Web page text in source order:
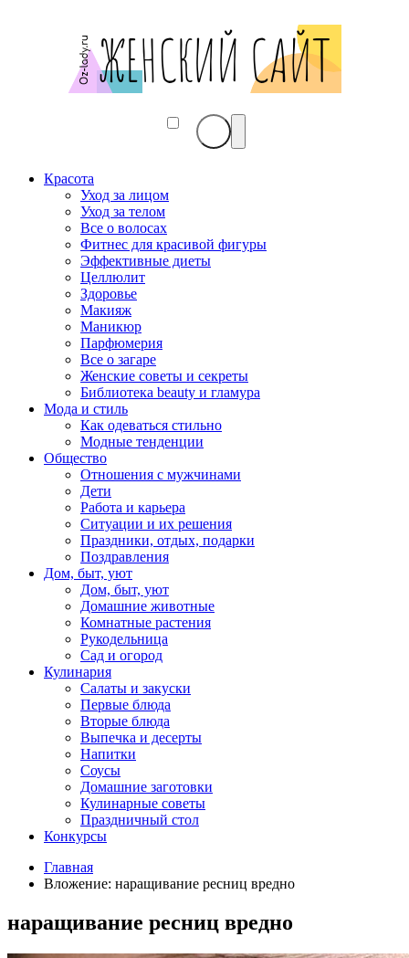
Красота
Уход за лицом
Уход за телом
Все о волосах
Фитнес для красивой фигуры
Эффективные диеты
Целлюлит
Здоровье
Макияж
Маникюр
Парфюмерия
Все о загаре
Женские советы и секреты
Библиотека beauty и гламура
Мода и стиль
Как одеваться стильно
Модные тенденции
Общество
Отношения с мужчинами
Дети
Работа и карьера
Ситуации и их решения
Праздники, отдых, подарки
Поздравления
Дом, быт, уют
Дом, быт, уют
Домашние животные
Комнатные растения
Рукодельница
Сад и огород
Кулинария
Салаты и закуски
Первые блюда
Вторые блюда
Выпечка и десерты
Напитки
Соусы
Домашние заготовки
Кулинарные советы
Праздничный стол
Конкурсы
Главная
Вложение: наращивание ресниц вредно
наращивание ресниц вредно